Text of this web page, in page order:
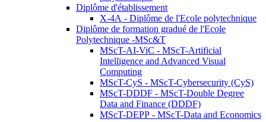
Diplôme d'établissement
X-4A - Diplôme de l'Ecole polytechnique
Diplôme de formation gradué de l'Ecole
Polytechnique -MSc&T
MScT-AI-ViC - MScT-Artificial
Intelligence and Advanced Visual
Computing
MScT-CyS - MScT-Cybersecurity (CyS)
MScT-DDDF - MScT-Double Degree
Data and Finance (DDDF)
MScT-DEPP - MScT-Data and Economics